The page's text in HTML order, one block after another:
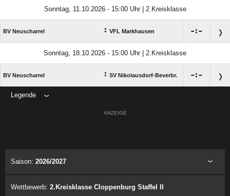
Sonntag, 11.10.2026 - 15:00 Uhr | 2.Kreisklasse
BV Neuscharrel : VFL Markhausen :
Sonntag, 18.10.2026 - 15:00 Uhr | 2.Kreisklasse
BV Neuscharrel : SV Nikolausdorf-Beverbr. :
Legende
ANZEIGE
Saison: 2026/2027
Wettbewerb: 2.Kreisklasse Cloppenburg Staffel II